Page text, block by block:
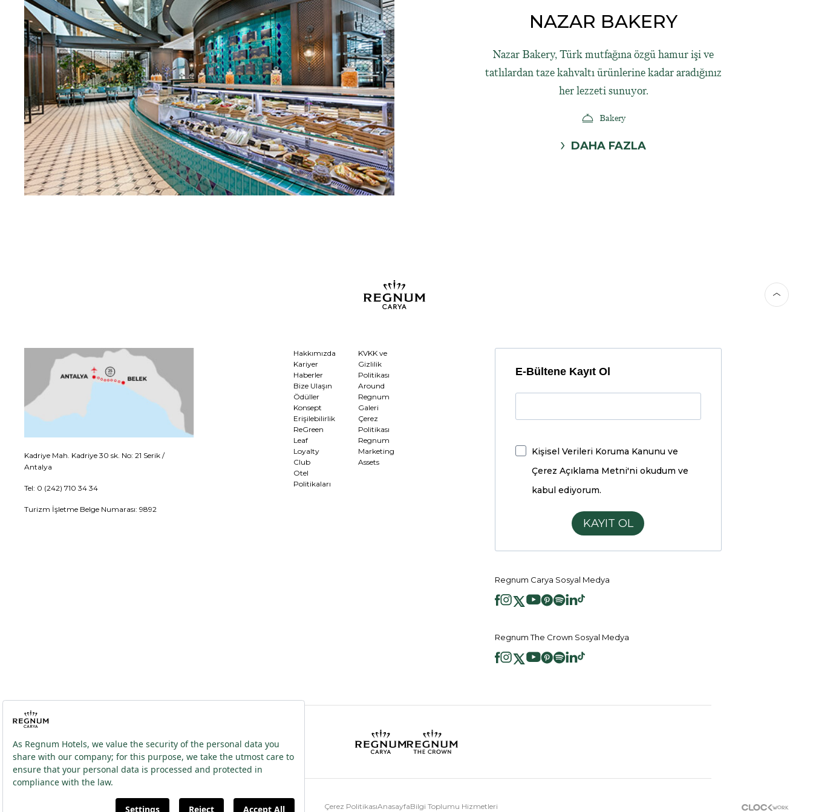
NAZAR BAKERY
Nazar Bakery, Türk mutfağına özgü hamur işi ve
tatlılardan taze kahvaltı ürünlerine kadar aradığınız
her lezzeti sunuyor.
Bakery
DAHA FAZLA
Kadriye Mah. Kadriye 30 sk. No: 21 Serik /
Antalya
Tel: 0 (242) 710 34 34
Turizm İşletme Belge Numarası: 9892
Hakkımızda
Kariyer
Haberler
Bize Ulaşın
Ödüller
Konsept
Erişilebilirlik
ReGreen
Leaf
Loyalty
Club
Otel
Politikaları
KVKK ve
Gizlilik
Politikası
Around
Regnum
Galeri
Çerez
Politikası
Regnum
Marketing
Assets
E-Bültene Kayıt Ol
Kişisel Verileri Koruma Kanunu ve
Çerez Açıklama Metni'ni okudum ve
kabul ediyorum.
KAYIT OL
Regnum Carya Sosyal Medya
Regnum The Crown Sosyal Medya
2026 ® Regnum Hotels. Tüm hakları saklıdır. Çerez PolitikasıAnasayfaBilgi Toplumu Hizmetleri